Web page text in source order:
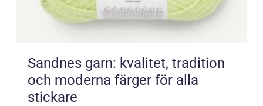
Sandnes garn: kvalitet, tradition
och moderna färger för alla
stickare